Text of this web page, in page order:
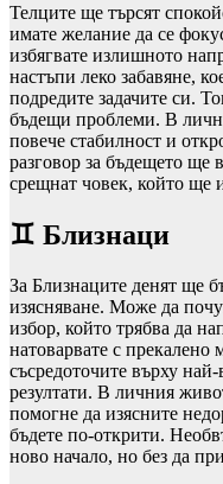
Телците ще търсят
имате желание да се
избягвате излишното
настъпи леко забавяне,
подредите задачите си.
бъдещи проблеми. В
повече стабилност и
разговор за бъдещето ще
срещнат човек, който ще
♊ Близнаци
За Близнаците денят ще
изясняване. Може да
избор, който трябва да
натоварвате с
съсредоточите върху
резултати. В личния
помогне да изясните
бъдете по-открити.
ново начало, но без да